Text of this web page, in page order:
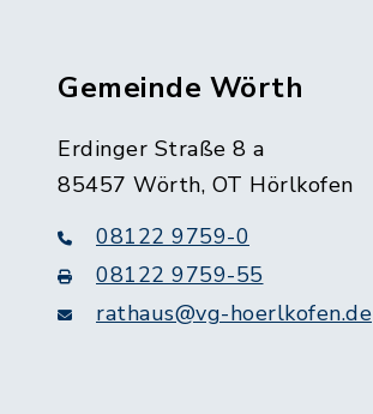
Gemeinde Wörth
Erdinger Straße 8 a
85457 Wörth, OT Hörlkofen
08122 9759-0
08122 9759-55
rathaus@vg-hoerlkofen.de